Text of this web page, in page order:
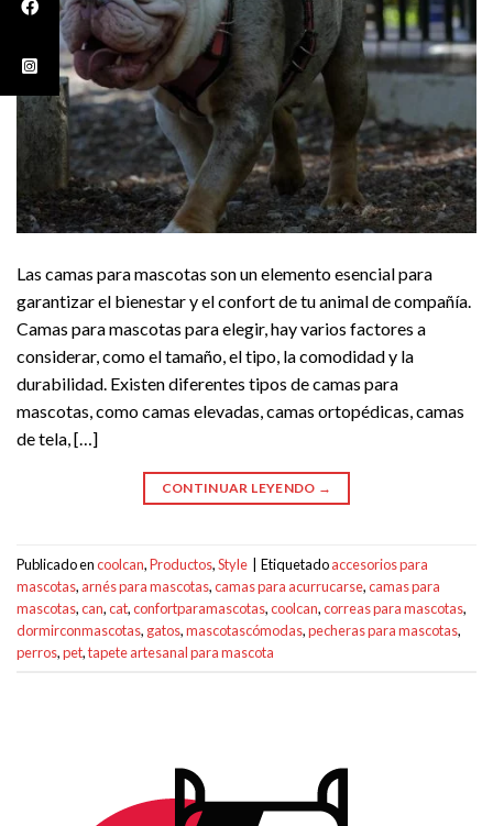
Las camas para mascotas son un elemento esencial para
garantizar el bienestar y el confort de tu animal de compañía.
Camas para mascotas para elegir, hay varios factores a
considerar, como el tamaño, el tipo, la comodidad y la
durabilidad. Existen diferentes tipos de camas para
mascotas, como camas elevadas, camas ortopédicas, camas
de tela, […]
CONTINUAR LEYENDO →
Publicado encoolcan,Productos,Style | Etiquetadoaccesorios para
mascotas, arnés para mascotas,camas para acurrucarse,camas para
mascotas,can,cat,confortparamascotas,coolcan,correas para mascotas,
dormirconmascotas, gatos,mascotascómodas,pecheras para mascotas,
perros,pet,tapete artesanal para mascota